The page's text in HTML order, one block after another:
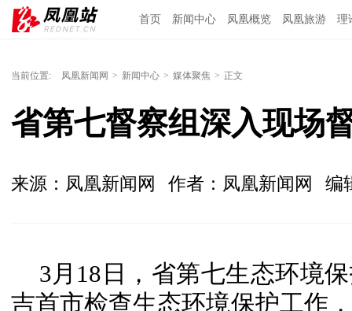
首页 新闻中心 凤凰概览 凤凰旅游 理
当前位置: 凤凰新闻网 > 新闻中心 > 媒体聚焦 > 正文
省第七督察组深入现场
来源：凤凰新闻网 作者：凤凰新闻网 编
3月18日，省第七生态环境
吉首市检查生态环境保护工作